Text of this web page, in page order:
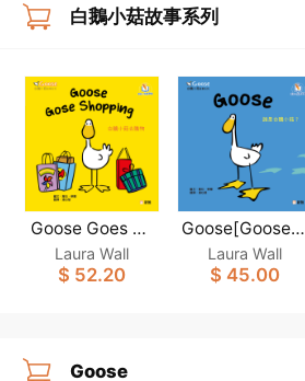
白鵝小菇故事系列
Goose Goes Sh
opping [Goose
白鵝小菇故事系
Laura Wall
$ 52.20
Goose[Goose白
鵝小菇故事系列]
(新雅‧點讀樂園)
Laura Wall
$ 45.00
Goose